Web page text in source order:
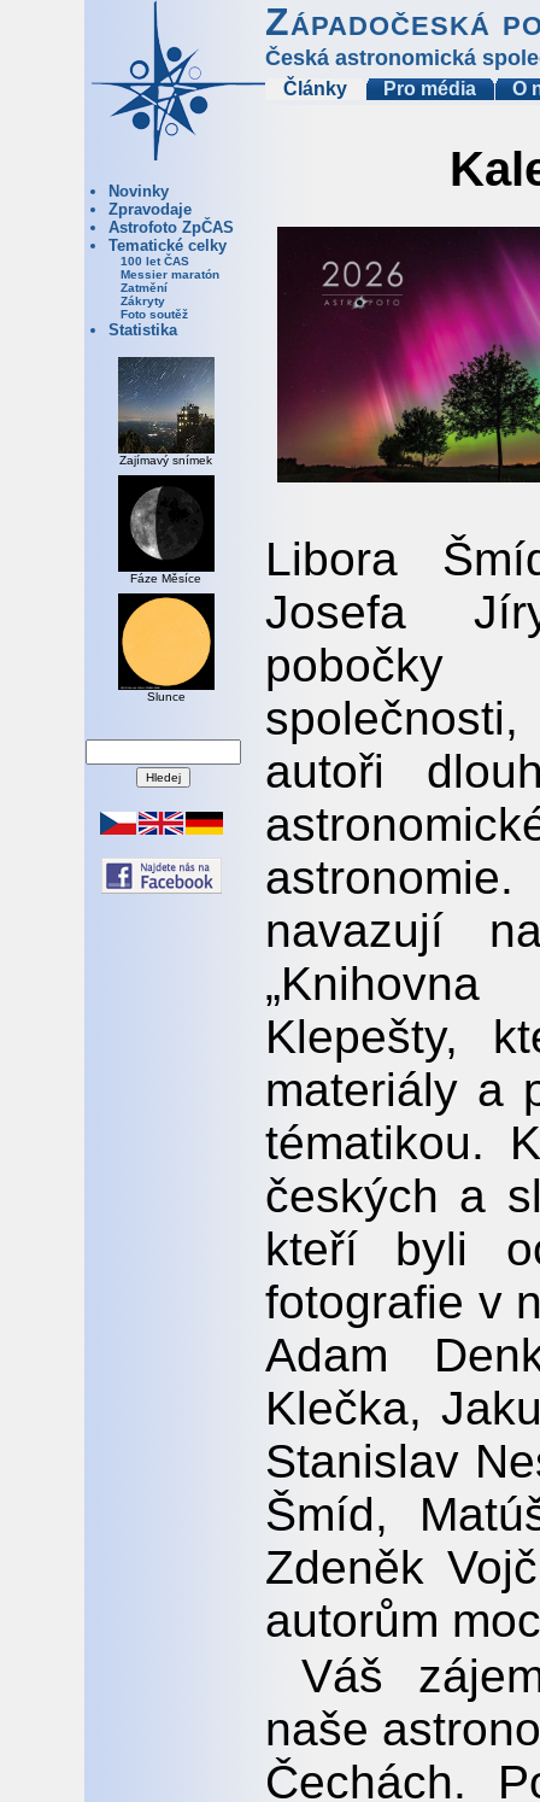
Západočeská
Česká astronomická
Články Pro média O
Novinky
Zpravodaje
Astrofoto ZpČAS
Tematické celky
100 let ČAS
Messier maratón
Zatmění
Zákryty
Foto soutěž
Statistika
Zajímavý snímek
Fáze Měsíce
Slunce
Libora
Josefa
pobočky
autoři
navazují
Klepešty,
materiály a
tématikou.
českých a
kteří byli
fotografie v
Adam
Klečka,
Stanislav
Šmíd,
Zdeněk
autorům
Váš
naše
Čechách.